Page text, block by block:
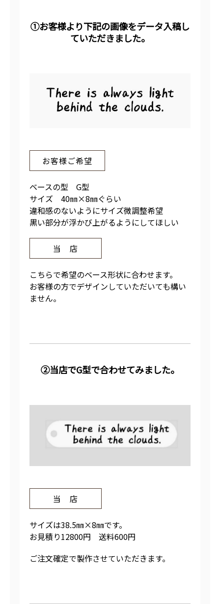
①お客様より下記の画像をデータ入稿し
ていただきました。
お客様ご希望
ベースの型 G型
サイズ 40㎜×8㎜ぐらい
違和感のないようにサイズ微調整希望
黒い部分が浮かび上がるようにしてほしい
当 店
こちらで希望のベース形状に合わせます。
お客様の方でデザインしていただいても構い
ません。
②当店でG型で合わせてみました。
当 店
サイズは38.5㎜×8㎜です。
お見積り12800円 送料600円
ご注文確定で製作させていただきます。